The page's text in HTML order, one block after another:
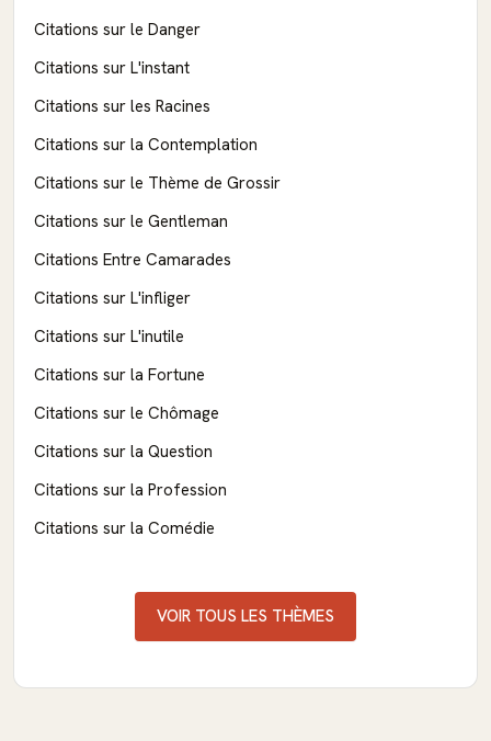
Citations sur le Danger
Citations sur L'instant
Citations sur les Racines
Citations sur la Contemplation
Citations sur le Thème de Grossir
Citations sur le Gentleman
Citations Entre Camarades
Citations sur L'infliger
Citations sur L'inutile
Citations sur la Fortune
Citations sur le Chômage
Citations sur la Question
Citations sur la Profession
Citations sur la Comédie
VOIR TOUS LES THÈMES